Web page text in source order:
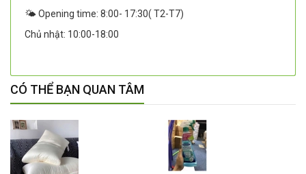
🌤️ Opening time: 8:00- 17:30( T2-T7)
Chủ nhật: 10:00-18:00
CÓ THỂ BẠN QUAN TÂM